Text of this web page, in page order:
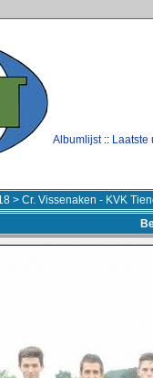
Albumlijst:: Laatste
> Cr. Vissenaken - KVK